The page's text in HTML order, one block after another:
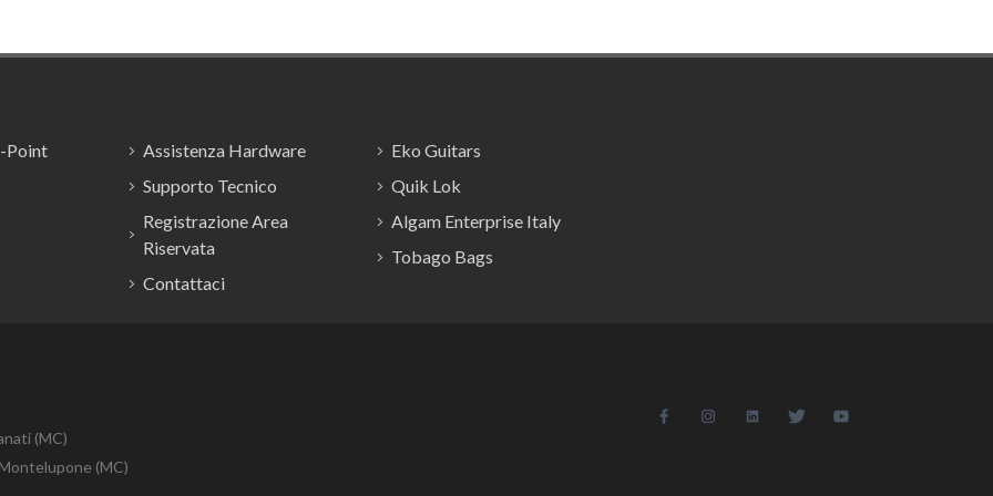
Point
Assistenza Hardware
Supporto Tecnico
Registrazione Area
Riservata
Contattaci
Eko Guitars
Quik Lok
Algam Enterprise Italy
Tobago Bags
(MC)
(MC)